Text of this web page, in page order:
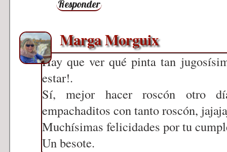
Responder
Marga Morguix
Hay que ver qué pinta tan
estar!.
Sí, mejor hacer roscón otro
empachaditos con tanto roscón,
Muchísimas felicidades por tu
Un besote.